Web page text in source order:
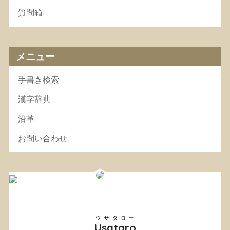
質問箱
メニュー
手書き検索
漢字辞典
沿革
お問い合わせ
ウサタロー